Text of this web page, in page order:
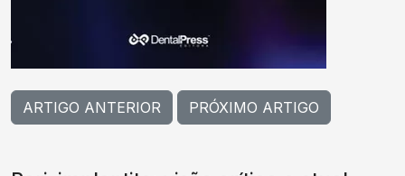
ARTIGO ANTERIOR PRÓXIMO ARTIGO